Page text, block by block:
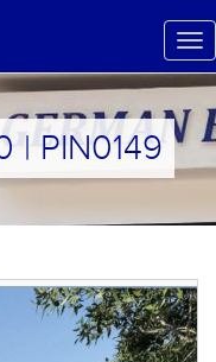
| PIN0149